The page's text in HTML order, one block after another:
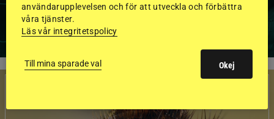
användarupplevelsen och för att utveckla och förbättra
våra tjänster.
Läs vår integritetspolicy
Till mina sparade val Okej